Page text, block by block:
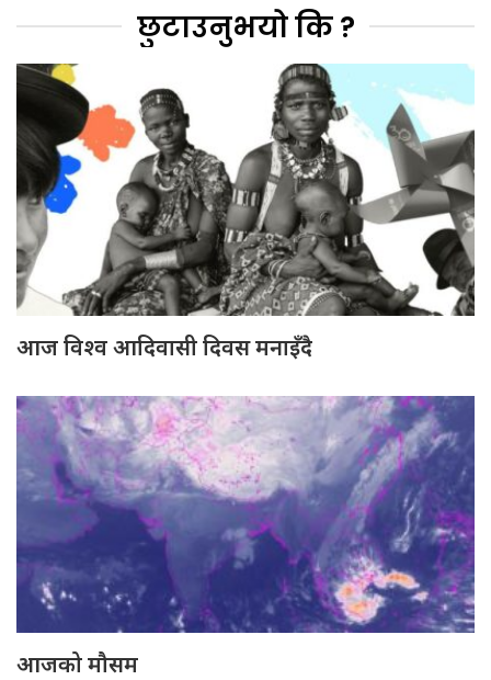
छुटाउनुभयो कि ?
आज विश्व आदिवासी दिवस मनाइँदै
आजको मौसम